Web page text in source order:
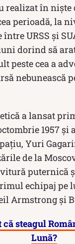
realizat în
perioadă, la
între URSS și
dorind să
peste cea a
nebunească
a lansat
1957
Yuri
de la
puternică
echipaj pe
Armstrong și
că steagul
Lună?